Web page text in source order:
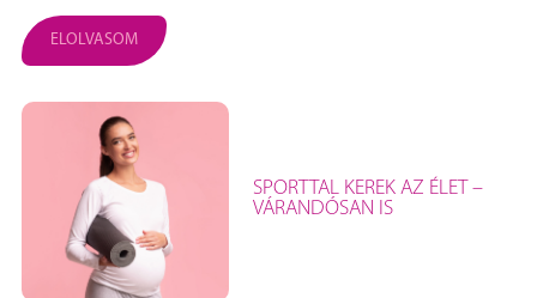
ELOLVASOM
SPORTTAL KEREK AZ ÉLET –
VÁRANDÓSAN IS